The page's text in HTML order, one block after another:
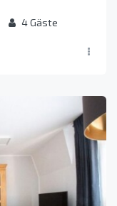
4Gäste